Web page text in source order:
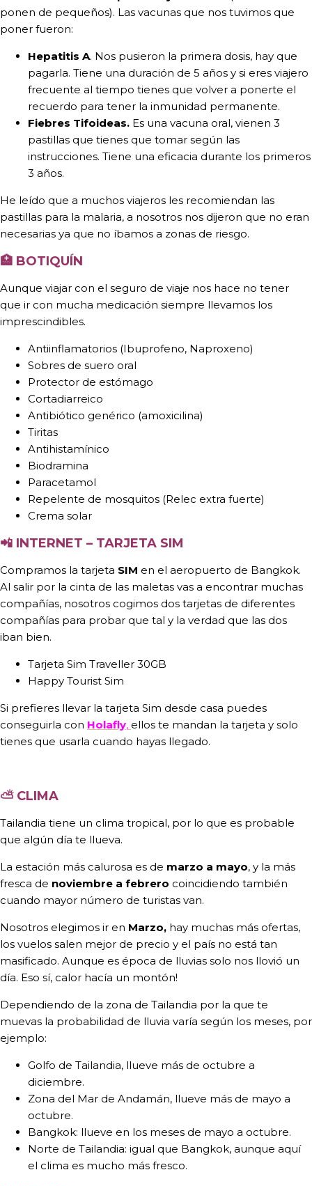
ponen de pequeños). Las vacunas que nos tuvimos que
poner fueron:
Hepatitis A. Nos pusieron la primera dosis, hay que
pagarla. Tiene una duración de 5 años y si eres viajero
frecuente al tiempo tienes que volver a ponerte el
recuerdo para tener la inmunidad permanente.
Fiebres Tifoideas. Es una vacuna oral, vienen 3
pastillas que tienes que tomar según las
instrucciones. Tiene una eficacia durante los primeros
3 años.
He leído que a muchos viajeros les recomiendan las
pastillas para la malaria, a nosotros nos dijeron que no eran
necesarias ya que no íbamos a zonas de riesgo.
🏥 BOTIQUÍN
Aunque viajar con el seguro de viaje nos hace no tener
que ir con mucha medicación siempre llevamos los
imprescindibles.
Antiinflamatorios (Ibuprofeno, Naproxeno)
Sobres de suero oral
Protector de estómago
Cortadiarreico
Antibiótico genérico (amoxicilina)
Tiritas
Antihistamínico
Biodramina
Paracetamol
Repelente de mosquitos (Relec extra fuerte)
Crema solar
📲 INTERNET – TARJETA SIM
Compramos la tarjeta SIM en el aeropuerto de Bangkok.
Al salir por la cinta de las maletas vas a encontrar muchas
compañías, nosotros cogimos dos tarjetas de diferentes
compañías para probar que tal y la verdad que las dos
iban bien.
Tarjeta Sim Traveller 30GB
Happy Tourist Sim
Si prefieres llevar la tarjeta Sim desde casa puedes
conseguirla con Holafly, ellos te mandan la tarjeta y solo
tienes que usarla cuando hayas llegado.
⛅ CLIMA
Tailandia tiene un clima tropical, por lo que es probable
que algún día te llueva.
La estación más calurosa es de marzo a mayo, y la más
fresca de noviembre a febrero coincidiendo también
cuando mayor número de turistas van.
Nosotros elegimos ir en Marzo, hay muchas más ofertas,
los vuelos salen mejor de precio y el país no está tan
masificado. Aunque es época de lluvias solo nos llovió un
día. Eso sí, calor hacía un montón!
Dependiendo de la zona de Tailandia por la que te
muevas la probabilidad de lluvia varía según los meses, por
ejemplo:
Golfo de Tailandia, llueve más de octubre a
diciembre.
Zona del Mar de Andamán, llueve más de mayo a
octubre.
Bangkok: llueve en los meses de mayo a octubre.
Norte de Tailandia: igual que Bangkok, aunque aquí
el clima es mucho más fresco.